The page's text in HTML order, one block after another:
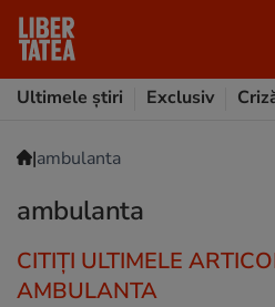
Ultimele știri
Exclusiv
|ambulanta
ambulanta
CITIȚI ULTIMELE
AMBULANTA